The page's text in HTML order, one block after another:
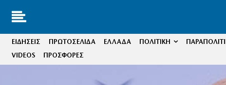
ΕΙΔΗΣΕΙΣ ΠΡΩΤΟΣΕΛΙΔΑ ΕΛΛΑΔΑ ΠΟΛΙΤΙΚΗ
VIDEOS
ΠΡΟΣΦΟΡΕΣ